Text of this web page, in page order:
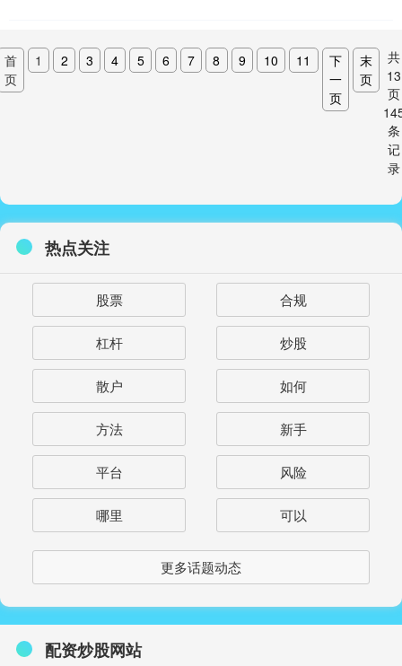
首
页
1 2 3 4 5 6 7 8 9 10 11
下
一
页
末
页
共
13
页
条
记
录
热点关注
股票 合规
杠杆 炒股
散户 如何
方法 新手
平台 风险
哪里 可以
更多话题动态
配资炒股网站